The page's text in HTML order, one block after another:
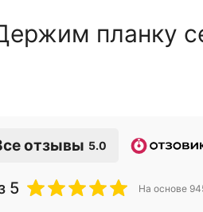
планку
отзывы 5.0
5 На основе